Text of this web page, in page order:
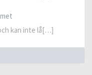
kan inte lå[…]